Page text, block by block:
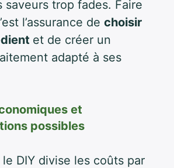
saveurs trop fades. Faire
l’assurance de choisir
et de créer un
adapté à ses
et
possibles
DIY divise les coûts par